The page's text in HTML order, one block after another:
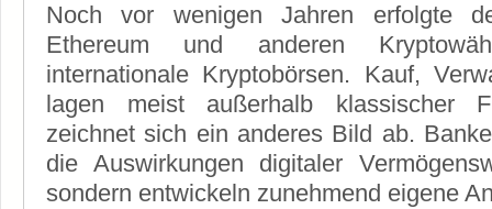
Noch vor wenigen Jahren erfolgte
Ethereum und anderen
internationale Kryptobörsen. Kauf,
lagen meist außerhalb klassischer
zeichnet sich ein anderes Bild ab.
die Auswirkungen digitaler
sondern entwickeln zunehmend eigene